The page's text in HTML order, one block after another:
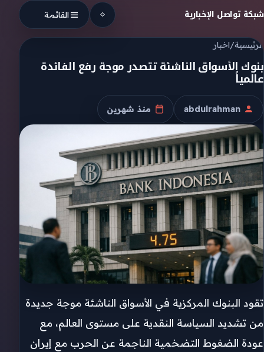
Skip to content
شبكة تواصل الإخبارية القائمة
الرئيسية/اخبار
بنوك الأسواق الناشئة تتصدر موجة رفع الفائدة
عالمياً
الكاتب
abdulrahman
تاريخ النشر
منذ شهرين
تقود البنوك المركزية في الأسواق الناشئة موجة جديدة
من تشديد السياسة النقدية على مستوى العالم، مع
عودة الضغوط التضخمية الناجمة عن الحرب مع إيران